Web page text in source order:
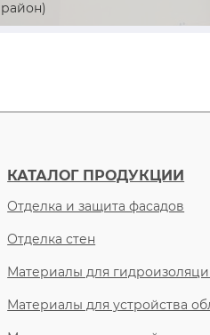
район)
КАТАЛОГ ПРОДУКЦИИ
Отделка и защита фасадов
Отделка стен
Материалы для
Материалы для устройства